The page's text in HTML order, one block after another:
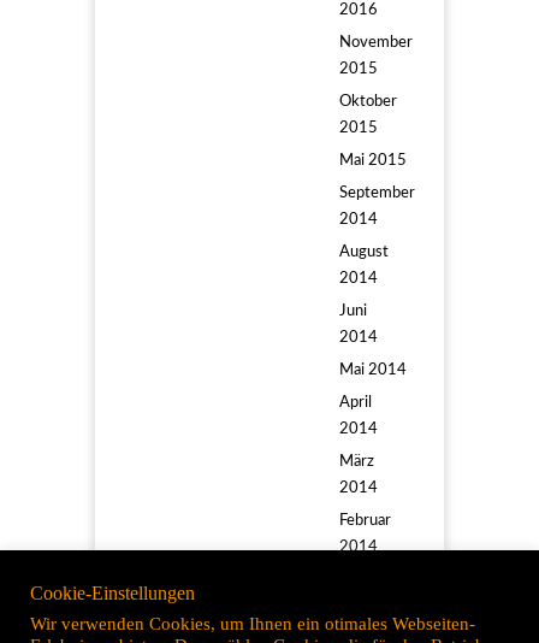
2016
November
2015
Oktober
2015
Mai 2015
September
2014
August
2014
Juni
2014
Mai 2014
April
2014
März
2014
Februar
2014
November
Cookie-Einstellungen
Wir verwenden Cookies, um Ihnen ein otimales Webseiten-